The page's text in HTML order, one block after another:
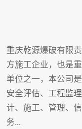
重庆乾源爆破有限
方施工企业，也是
单位之一，本公司
安全评估、工程监
计、施工、管理、
务...